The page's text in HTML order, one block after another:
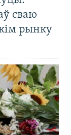
сваю
рынку